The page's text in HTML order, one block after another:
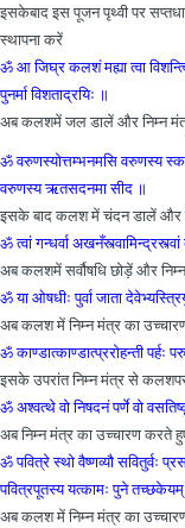
इसकेबाद इस पूजन पृथ्वी पर
स्थापना करें
ॐ आ जिघ्र कलशं मह्या त्वा
पुनर्मा विशताद्रयिः ॥
अब कलशमें जल डालें और निम्न
ॐ वरुणस्योत्तम्भनमसि वरुणस्य
वरुणस्य ऋतसदनमा सीद ॥
इसके बाद कलश में चंदन डालें और
ॐ त्वां गन्धर्वा
अब कलशमें सर्वौषधि छोड़ें और
ॐ या ओषधीः पुर्वा जाता
अब कलश में निम्न मंत्र का
ॐ काण्डात्काण्डात्प्ररोहन्ती
इसके उपरांत निम्न मंत्र से
ॐ अश्‍वत्थे वो निषदनं पर्णे वो
अब निम्न मंत्र का उच्चारण
ॐ पवित्रे स्थो वैष्णव्यौ सवितुर्वः
पवित्रपूतस्य यत्कामः पुने
अब कलश में निम्न मंत्र का